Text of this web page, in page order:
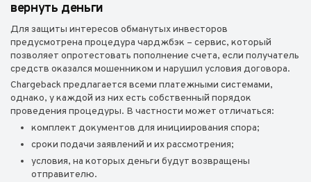
вернуть деньги
Для защиты интересов обманутых инвесторов
предусмотрена процедура чарджбэк – сервис, который
позволяет опротестовать пополнение счета, если получатель
средств оказался мошенником и нарушил условия договора.
Chargeback предлагается всеми платежными системами,
однако, у каждой из них есть собственный порядок
проведения процедуры. В частности может отличаться:
комплект документов для инициирования спора;
сроки подачи заявлений и их рассмотрения;
условия, на которых деньги будут возвращены
отправителю.